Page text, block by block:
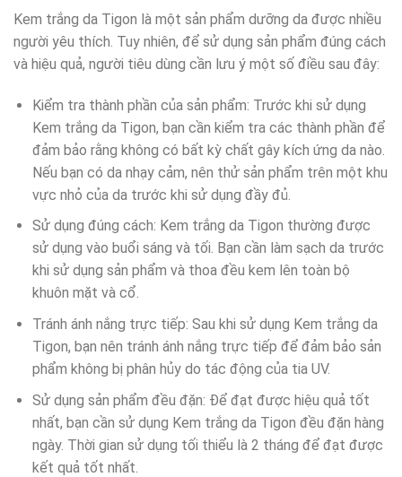
Kem trắng da Tigon là một sản phẩm dưỡng da được nhiều
người yêu thích. Tuy nhiên, để sử dụng sản phẩm đúng cách
và hiệu quả, người tiêu dùng cần lưu ý một số điều sau đây:
Kiểm tra thành phần của sản phẩm: Trước khi sử dụng
Kem trắng da Tigon, bạn cần kiểm tra các thành phần để
đảm bảo rằng không có bất kỳ chất gây kích ứng da nào.
Nếu bạn có da nhạy cảm, nên thử sản phẩm trên một khu
vực nhỏ của da trước khi sử dụng đầy đủ.
Sử dụng đúng cách: Kem trắng da Tigon thường được
sử dụng vào buổi sáng và tối. Bạn cần làm sạch da trước
khi sử dụng sản phẩm và thoa đều kem lên toàn bộ
khuôn mặt và cổ.
Tránh ánh nắng trực tiếp: Sau khi sử dụng Kem trắng da
Tigon, bạn nên tránh ánh nắng trực tiếp để đảm bảo sản
phẩm không bị phân hủy do tác động của tia UV.
Sử dụng sản phẩm đều đặn: Để đạt được hiệu quả tốt
nhất, bạn cần sử dụng Kem trắng da Tigon đều đặn hàng
ngày. Thời gian sử dụng tối thiểu là 2 tháng để đạt được
kết quả tốt nhất.